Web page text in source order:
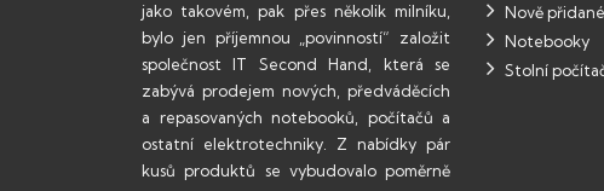
jako takovém, pak přes několik milníku,
bylo jen příjemnou „povinností“ založit
společnost IT Second Hand, která se
zabývá prodejem nových, předváděcích
a repasovaných notebooků, počítačů a
ostatní elektrotechniky. Z nabídky pár
kusů produktů se vybudovalo poměrně
Nově
Notebooky
Stolní